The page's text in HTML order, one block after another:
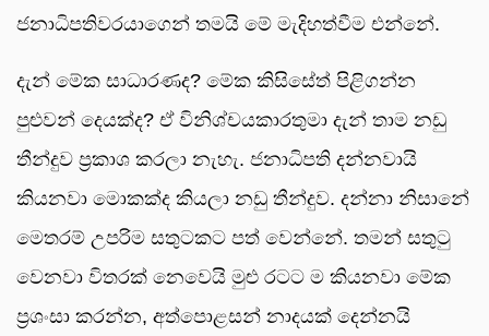
ජනාධිපතිවරයාගෙන් තමයි මේ මැදිහත්වීම එන්නේ.
දැන් මේක සාධාරණද? මේක කිසිසේත් පිළිගන්න
පුළුවන් දෙයක්ද? ඒ විනිශ්චයකාරතුමා දැන් තාම නඩු
තීන්දුව ප්‍රකාශ කරලා නැහැ. ජනාධිපති දන්නවායි
කියනවා මොකක්ද කියලා නඩු තීන්දුව. දන්නා නිසානේ
මෙතරම් උපරිම සතුටකට පත් වෙන්නේ. තමන් සතුටු
වෙනවා විතරක් නෙවෙයි මුළු රටට ම කියනවා මේක
ප්‍රශංසා කරන්න, අත්පොළසන් නාදයක් දෙන්නයි